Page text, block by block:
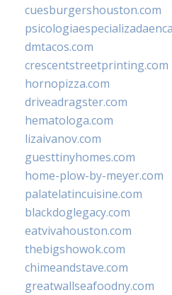
cuesburgershouston.com
dmtacos.com
crescentstreetprinting.com
hornopizza.com
driveadragster.com
hematologa.com
lizaivanov.com
guesttinyhomes.com
home-plow-by-meyer.com
palatelatincuisine.com
blackdoglegacy.com
eatvivahouston.com
thebigshowok.com
chimeandstave.com
greatwallseafoodny.com